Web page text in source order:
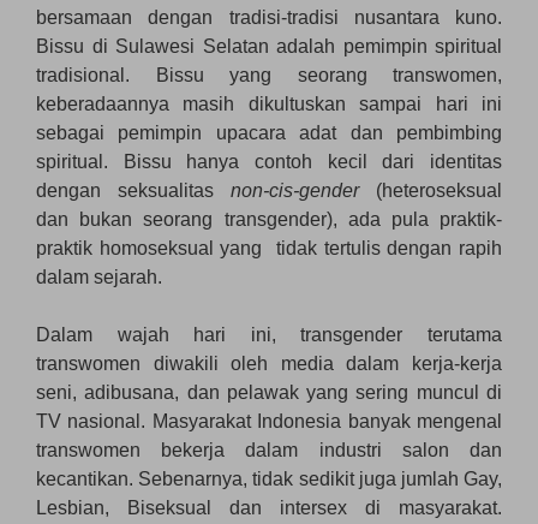
bersamaan dengan tradisi-tradisi nusantara kuno.
Bissu di Sulawesi Selatan adalah pemimpin spiritual
tradisional. Bissu yang seorang transwomen,
keberadaannya masih dikultuskan sampai hari ini
sebagai pemimpin upacara adat dan pembimbing
spiritual. Bissu hanya contoh kecil dari identitas
dengan seksualitas non-cis-gender(heteroseksual
dan bukan seorang transgender), ada pula praktik-
praktik homoseksual yang tidak tertulis dengan rapih
dalam sejarah.
Dalam wajah hari ini, transgender terutama
transwomen diwakili oleh media dalam kerja-kerja
seni, adibusana, dan pelawak yang sering muncul di
TV nasional. Masyarakat Indonesia banyak mengenal
transwomen bekerja dalam industri salon dan
kecantikan. Sebenarnya, tidak sedikit juga jumlah Gay,
Lesbian, Biseksual dan intersex di masyarakat.